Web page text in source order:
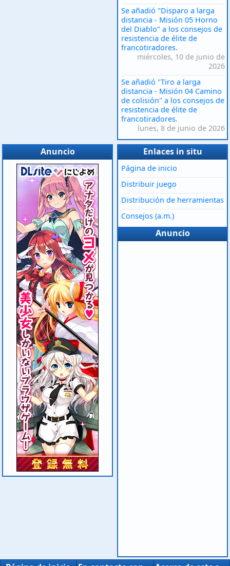
Se añadió "Disparo a larga
distancia - Misión 05 Horno
del Diablo" a los consejos de
resistencia de élite de
francotiradores.
miércoles, 10 de junio de
2026
Se añadió "Tiro a larga
distancia - Misión 04 Camino
de colisión" a los consejos de
resistencia de élite de
francotiradores.
lunes, 8 de junio de 2026
Anuncio Enlaces in situ
Página de inicio
Distribuir juego
Distribución de herramientas
Consejos (a.m.)
Anuncio